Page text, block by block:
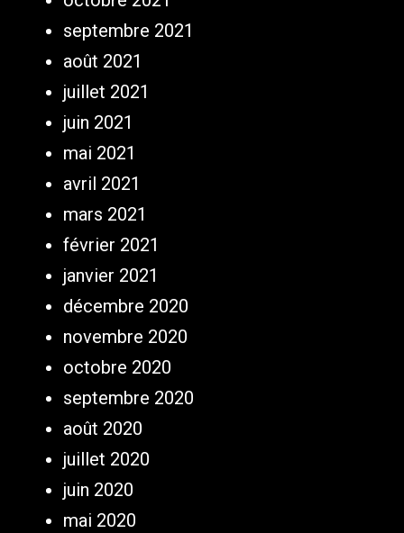
septembre 2021
août 2021
juillet 2021
juin 2021
mai 2021
avril 2021
mars 2021
février 2021
janvier 2021
décembre 2020
novembre 2020
octobre 2020
septembre 2020
août 2020
juillet 2020
juin 2020
mai 2020